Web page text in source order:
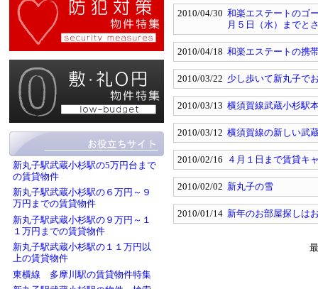
新丸子駅武蔵小杉駅の5万円台まで
の賃貸物件
新丸子駅武蔵小杉駅の６万円～９
万円までの賃貸物件
新丸子駅武蔵小杉駅の９万円～１
１万円までの賃貸物件
新丸子駅武蔵小杉駅の１１万円以
上の賃貸物件
東横線 多摩川駅の賃貸物件特集
2010/04/30 和楽エステートのゴ
月５日（水）までと
2010/04/18 和楽エステートの携
2010/03/22 少し歩いて新丸子で
2010/03/13 横須賀線武蔵小杉駅
2010/03/12 横須賀線の新しい武
2010/02/16 ４月１日まで賃貸キ
2010/02/02 新丸子の雪
2010/01/14 新年のお部屋探しは